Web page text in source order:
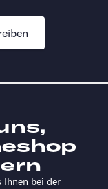
Ihnen bei der